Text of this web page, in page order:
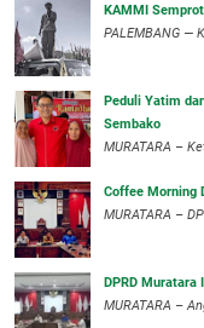
KAMMI
PALEMBANG —
Peduli Yatim
Sembako
MURATARA –
Coffee Morning
MURATARA –
DPRD
MURATARA –